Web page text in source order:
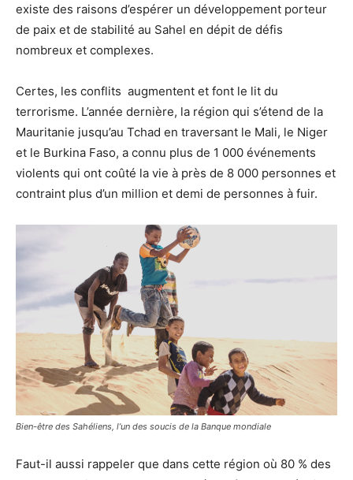
existe des raisons d’espérer un développement porteur
de paix et de stabilité au Sahel en dépit de défis
nombreux et complexes.
Certes, les conflits augmentent et font le lit du
terrorisme. L’année dernière, la région qui s’étend de la
Mauritanie jusqu’au Tchad en traversant le Mali, le Niger
et le Burkina Faso, a connu plus de 1 000 événements
violents qui ont coûté la vie à près de 8 000 personnes et
contraint plus d’un million et demi de personnes à fuir.
Bien-être des Sahéliens, l’un des soucis de la Banque mondiale
Faut-il aussi rappeler que dans cette région où 80 % des